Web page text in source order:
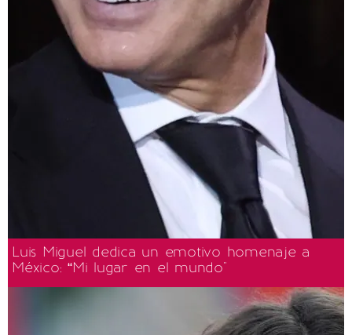
Luis Miguel dedica un emotivo homenaje a
México: “Mi lugar en el mundo"